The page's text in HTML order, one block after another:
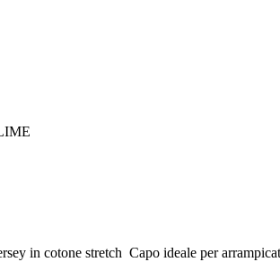
jersey in cotone stretch  Capo ideale per